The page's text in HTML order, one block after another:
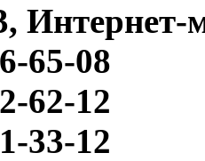
65-08
62-12
33-12